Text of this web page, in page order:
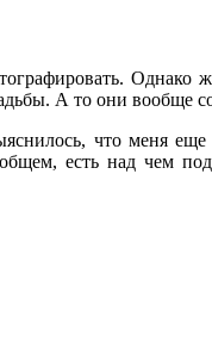
А то они вообще
что меня
есть над чем